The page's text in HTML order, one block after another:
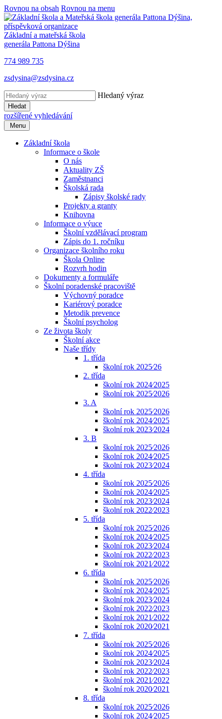
Rovnou na obsah Rovnou na menu
Základní a mateřská škola
generála Pattona Dýšina
774 989 735
zsdysina@zsdysina.cz
Hledaný výraz
Hledat
rozšířené vyhledávání
Menu
Základní škola
Informace o škole
O nás
Aktuality ZŠ
Zaměstnanci
Školská rada
Zápisy školské rady
Projekty a granty
Knihovna
Informace o výuce
Školní vzdělávací program
Zápis do 1. ročníku
Organizace školního roku
Škola Online
Rozvrh hodin
Dokumenty a formuláře
Školní poradenské pracoviště
Výchovný poradce
Kariérový poradce
Metodik prevence
Školní psycholog
Ze života školy
Školní akce
Naše třídy
1. třída
školní rok 2025⁄26
2. třída
školní rok 2024⁄2025
školní rok 2025⁄2026
3. A
školní rok 2025⁄2026
školní rok 2024⁄2025
školní rok 2023⁄2024
3. B
školní rok 2025⁄2026
školní rok 2024⁄2025
školní rok 2023⁄2024
4. třída
školní rok 2025⁄2026
školní rok 2024⁄2025
školní rok 2023⁄2024
školní rok 2022⁄2023
5. třída
školní rok 2025⁄2026
školní rok 2024⁄2025
školní rok 2023⁄2024
školní rok 2022⁄2023
školní rok 2021⁄2022
6. třída
školní rok 2025⁄2026
školní rok 2024⁄2025
školní rok 2023⁄2024
školní rok 2022⁄2023
školní rok 2021⁄2022
školní rok 2020⁄2021
7. třída
školní rok 2025⁄2026
školní rok 2024⁄2025
školní rok 2023⁄2024
školní rok 2022⁄2023
školní rok 2021⁄2022
školní rok 2020⁄2021
8. třída
školní rok 2025⁄2026
školní rok 2024⁄2025